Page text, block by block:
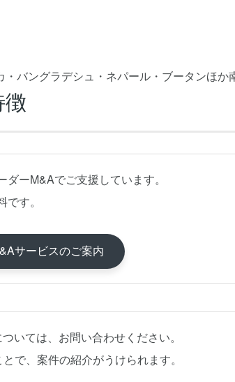
・バングラデシュ・ネパール・ブータンほか
ーM&Aでご支援しています。
す。
サービスのご案内
いては、お問い合わせください。
で、案件の紹介がうけられます。